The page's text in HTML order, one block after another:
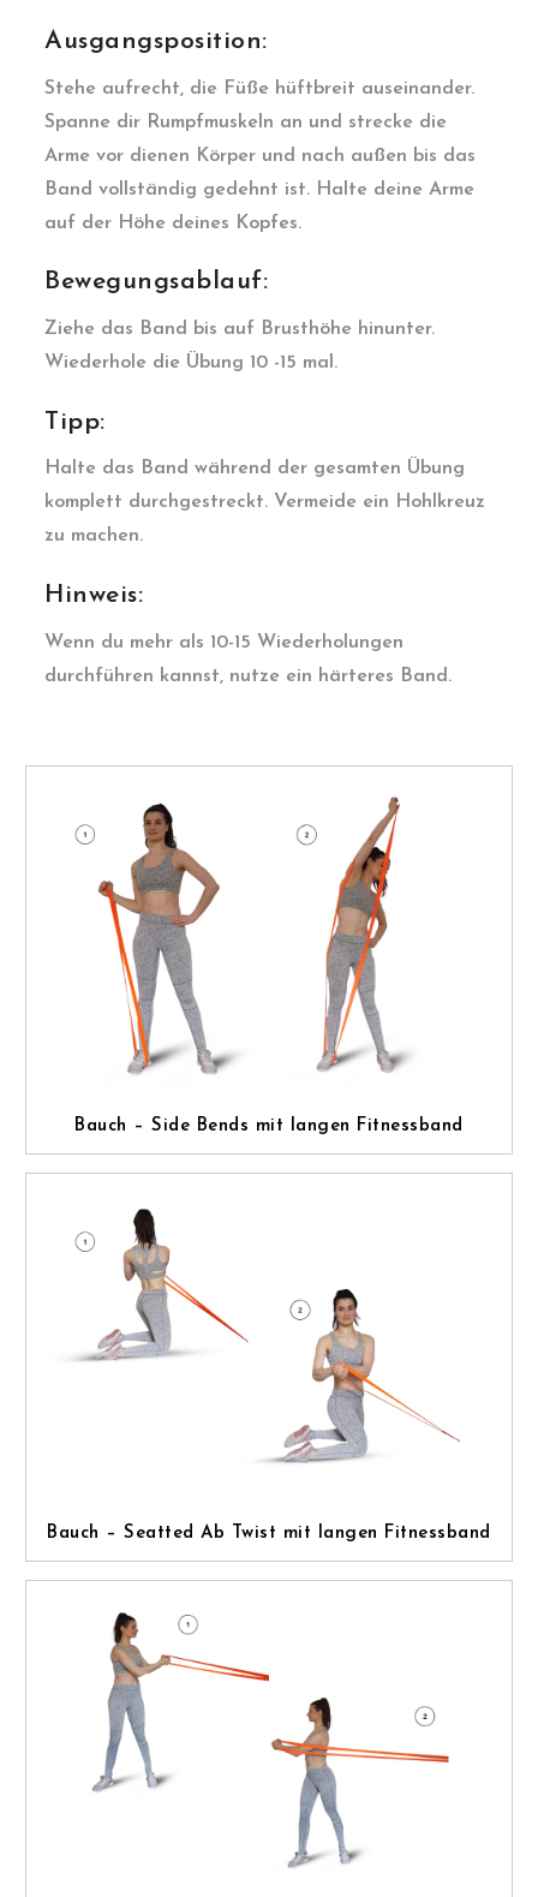
Ausgangsposition:
Stehe aufrecht, die Füße hüftbreit auseinander.
Spanne dir Rumpfmuskeln an und strecke die
Arme vor dienen Körper und nach außen bis das
Band vollständig gedehnt ist. Halte deine Arme
auf der Höhe deines Kopfes.
Bewegungsablauf:
Ziehe das Band bis auf Brusthöhe hinunter.
Wiederhole die Übung 10 -15 mal.
Tipp:
Halte das Band während der gesamten Übung
komplett durchgestreckt. Vermeide ein Hohlkreuz
zu machen.
Hinweis:
Wenn du mehr als 10-15 Wiederholungen
durchführen kannst, nutze ein härteres Band.
Bauch – Side Bends mit langen Fitnessband
Bauch – Seatted Ab Twist mit langen Fitnessband